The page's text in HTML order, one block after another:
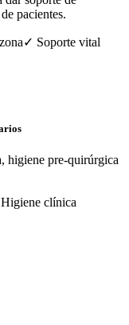
pacientes.
✓ Soporte vital
higiene pre-quirúrgica
Higiene clínica